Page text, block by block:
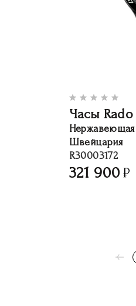
Часы Rado
Нержавеющая
Швейцария
R30003172
321 900